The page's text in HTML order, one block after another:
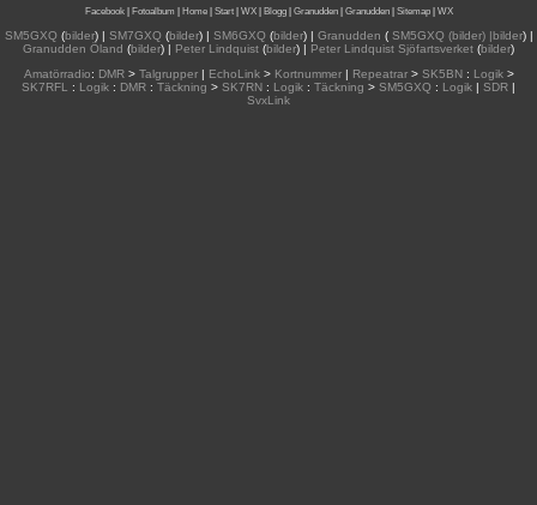
Facebook| Fotoalbum Home| Start| WX| Blogg| Granudden| Granudden| Sitemap| WX
SM5GXQ(bilder) | SM7GXQ(bilder) | SM6GXQ(bilder) | Granudden (SM5GXQ (bilder) |bilder) |
Granudden Öland (bilder) | Peter Lindquist (bilder) | Peter Lindquist Sjöfartsverket (bilder)
Amatörradio: DMR> Talgrupper| EchoLink> Kortnummer| Repeatrar> SK5BN: Logik>
SK7RFL
: Logik : DMR : Täckning > SK7RN : Logik : Täckning > SM5GXQ : Logik | SDR |
SvxLink